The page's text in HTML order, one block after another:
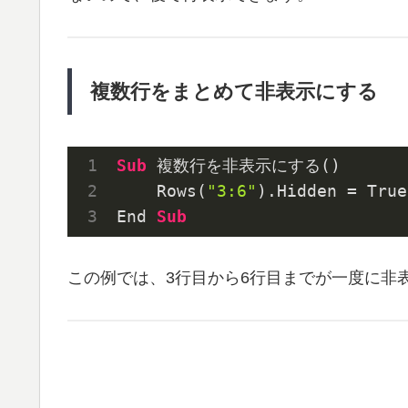
複数行をまとめて非表示にする
Sub 複数行を非表示にする()
    Rows(
"3:6" ).Hidden = True
End Sub
この例では、3行目から6行目までが一度に非